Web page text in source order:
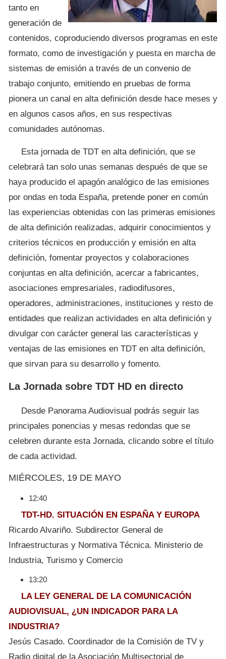
tanto en
generación de
contenidos, coproduciendo diversos programas en este
formato, como de investigación y puesta en marcha de
sistemas de emisión a través de un convenio de
trabajo conjunto, emitiendo en pruebas de forma
pionera un canal en alta definición desde hace meses y
en algunos casos años, en sus respectivas
comunidades autónomas.
Esta jornada de TDT en alta definición, que se
celebrará tan solo unas semanas después de que se
haya producido el apagón analógico de las emisiones
por ondas en toda España, pretende poner en común
las experiencias obtenidas con las primeras emisiones
de alta definición realizadas, adquirir conocimientos y
criterios técnicos en producción y emisión en alta
definición, fomentar proyectos y colaboraciones
conjuntas en alta definición, acercar a fabricantes,
asociaciones empresariales, radiodifusores,
operadores, administraciones, instituciones y resto de
entidades que realizan actividades en alta definición y
divulgar con carácter general las características y
ventajas de las emisiones en TDT en alta definición,
que sirvan para su desarrollo y fomento.
La Jornada sobre TDT HD en directo
Desde Panorama Audiovisual podrás seguir las
principales ponencias y mesas redondas que se
celebren durante esta Jornada, clicando sobre el título
de cada actividad.
MIÉRCOLES, 19 DE MAYO
12:40
TDT-HD. SITUACIÓN EN ESPAÑA Y EUROPA
Ricardo Alvariño. Subdirector General de
Infraestructuras y Normativa Técnica. Ministerio de
Industria, Turismo y Comercio
13:20
LA LEY GENERAL DE LA COMUNICACIÓN
AUDIOVISUAL, ¿UN INDICADOR PARA LA
INDUSTRIA?
Jesús Casado. Coordinador de la Comisión de TV y
Radio digital de la Asociación Multisectorial de